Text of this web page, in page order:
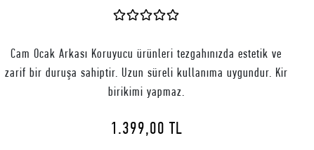
Cam Ocak Arkası Koruyucu ürünleri tezgahınızda estetik ve
zarif bir duruşa sahiptir. Uzun süreli kullanıma uygundur. Kir
birikimi yapmaz.
1.399,00 TL